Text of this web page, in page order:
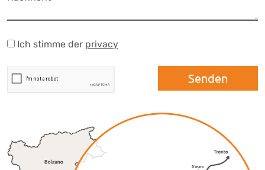
Ich stimme der privacy
Senden